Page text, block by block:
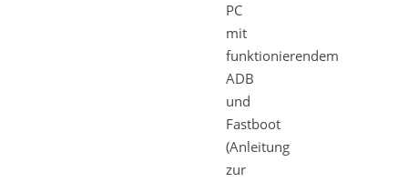
PC
mit
funktionierendem
ADB
und
Fastboot
(Anleitung
zur